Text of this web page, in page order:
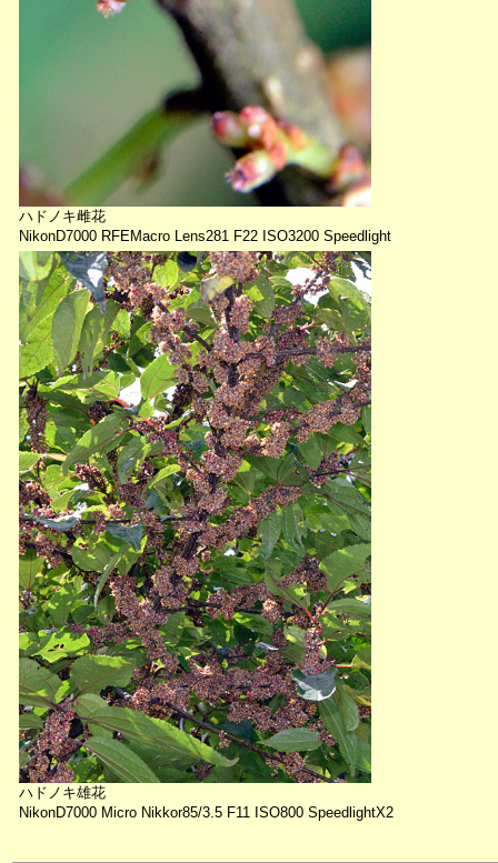
ハドノキ雌花
NikonD7000 RFEMacro Lens281 F22 ISO3200 Speedlight
ハドノキ雄花
NikonD7000 Micro Nikkor85/3.5 F11 ISO800 SpeedlightX2